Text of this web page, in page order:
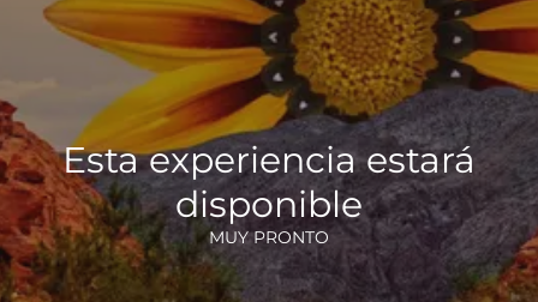
Esta experiencia estará
disponible
MUY PRONTO